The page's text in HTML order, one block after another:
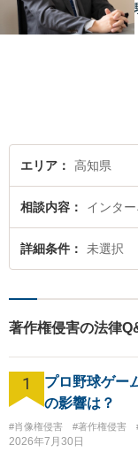
エリア 高知県
相談内容 インタ
詳細条件 未選択
著作権侵害の法律
1
プロ野球ゲー
の影響は？
#肖像権侵害 #著作権侵害
2026年7月30日